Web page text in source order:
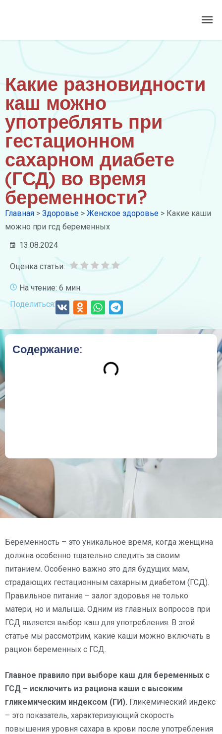
Какие разновидности
каш можно
употреблять при
гестационном
сахарном диабете
(ГСД) во время
беременности?
Главная > Здоровье > Женское здоровье > Какие каши
можно при гсд беременных
13.08.2024
Оценка статьи:
На чтение: 6 мин.
Поделиться:
Содержание:
Беременность – это уникальное время, когда женщина
должна особенно тщательно следить за своим
питанием. Особенно важно это для будущих мам,
страдающих гестационным сахарным диабетом (ГСД).
Правильное питание – залог здоровья не только
матери, но и малыша. Одним из главных вопросов при
ГСД является выбор каш для употребления. В этой
статье мы рассмотрим, какие каши можно включать в
рацион беременных с ГСД.
Главное правило при выборе каш для беременных с
ГСД – исключить из рациона каши с высоким
гликемическим индексом (ГИ). Гликемический индекс
– это показатель, характеризующий скорость
повышения уровня сахара в крови после употребления